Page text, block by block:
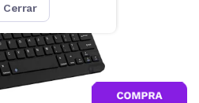
cerrar